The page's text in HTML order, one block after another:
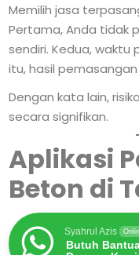
Memilih jasa
Pertama, Anda tidak
sendiri. Kedua, waktu
itu, hasil
Dengan kata lain,
secara signifikan.
Aplikasi
Beton di
Syahrul Azis
Butuh